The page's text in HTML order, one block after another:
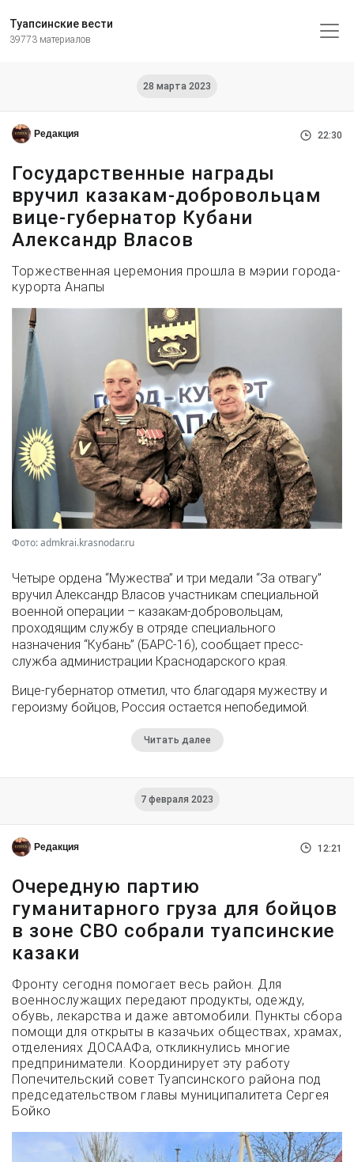
Туапсинские вести
39773 материалов
28 марта 2023
Редакция 22:30
Государственные награды
вручил казакам-добровольцам
вице-губернатор Кубани
Александр Власов
Торжественная церемония прошла в мэрии города-
курорта Анапы
Фото: admkrai.krasnodar.ru
Четыре ордена “Мужества” и три медали “За отвагу”
вручил Александр Власов участникам специальной
военной операции – казакам-добровольцам,
проходящим службу в отряде специального
назначения “Кубань” (БАРС-16), сообщает пресс-
служба администрации Краснодарского края.
Вице-губернатор отметил, что благодаря мужеству и
героизму бойцов, Россия остается непобедимой.
Читать далее
7 февраля 2023
Редакция 12:21
Очередную партию
гуманитарного груза для бойцов
в зоне СВО собрали туапсинские
казаки
Фронту сегодня помогает весь район. Для
военнослужащих передают продукты, одежду,
обувь, лекарства и даже автомобили. Пункты сбора
помощи для открыты в казачьих обществах, храмах,
отделениях ДОСААФа, откликнулись многие
предприниматели. Координирует эту работу
Попечительский совет Туапсинского района под
председательством главы муниципалитета Сергея
Бойко